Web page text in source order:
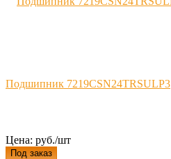
Подшипник 7219CSN24TRSULP3
Цена: руб./шт
Под заказ